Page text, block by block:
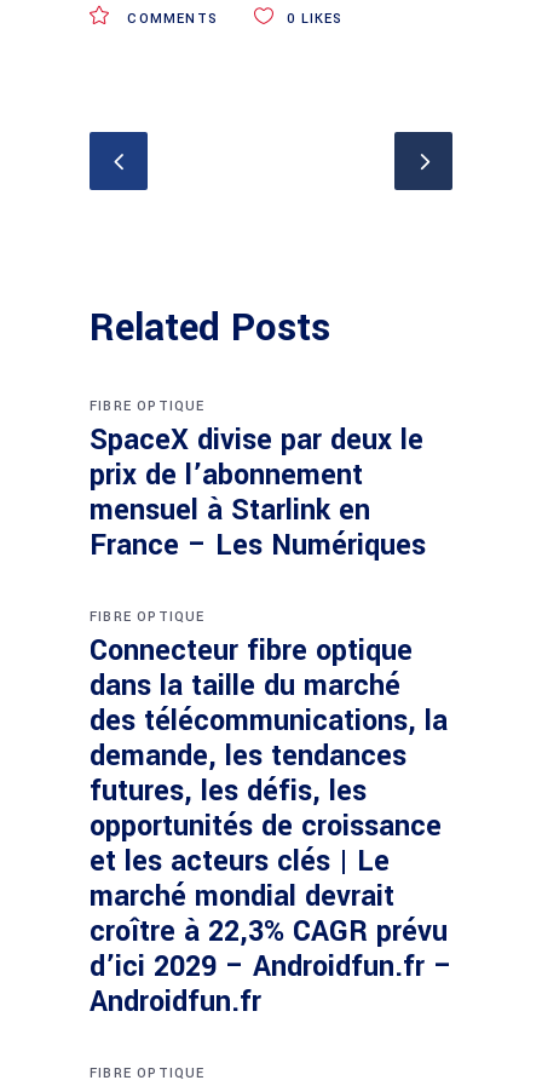
COMMENTS 0 LIKES
Related Posts
FIBRE OPTIQUE
SpaceX divise par deux le
prix de l’abonnement
mensuel à Starlink en
France – Les Numériques
FIBRE OPTIQUE
Connecteur fibre optique
dans la taille du marché
des télécommunications, la
demande, les tendances
futures, les défis, les
opportunités de croissance
et les acteurs clés | Le
marché mondial devrait
croître à 22,3% CAGR prévu
d’ici 2029 – Androidfun.fr –
Androidfun.fr
FIBRE OPTIQUE